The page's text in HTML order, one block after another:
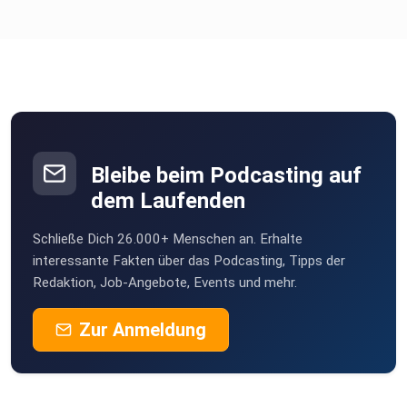
werden müssen.
Due Diligence tief ziehen: Bauakte & Grundbuch
(Erbbaurechte, Verweise, Bergschadenverzicht), WEG-
Tücken und
Schwarzbau – was du VOR dem Kauf klärst, um
Bleibe beim Podcasting auf
dem Laufenden
Schließe Dich 26.000+ Menschen an. Erhalte
interessante Fakten über das Podcasting, Tipps der
Redaktion, Job-Angebote, Events und mehr.
Zur Anmeldung